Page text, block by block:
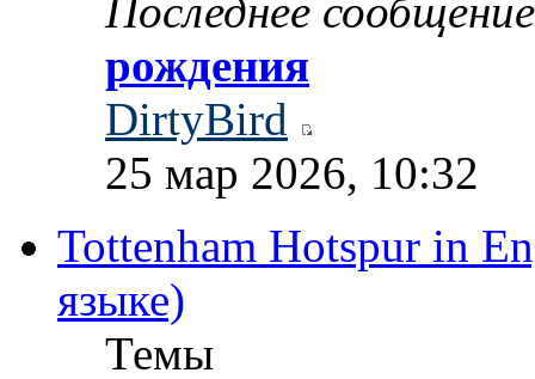
Последнее сообщение
рождения
DirtyBird
25 мар 2026, 10:32
Tottenham Hotspur in
языке)
Темы